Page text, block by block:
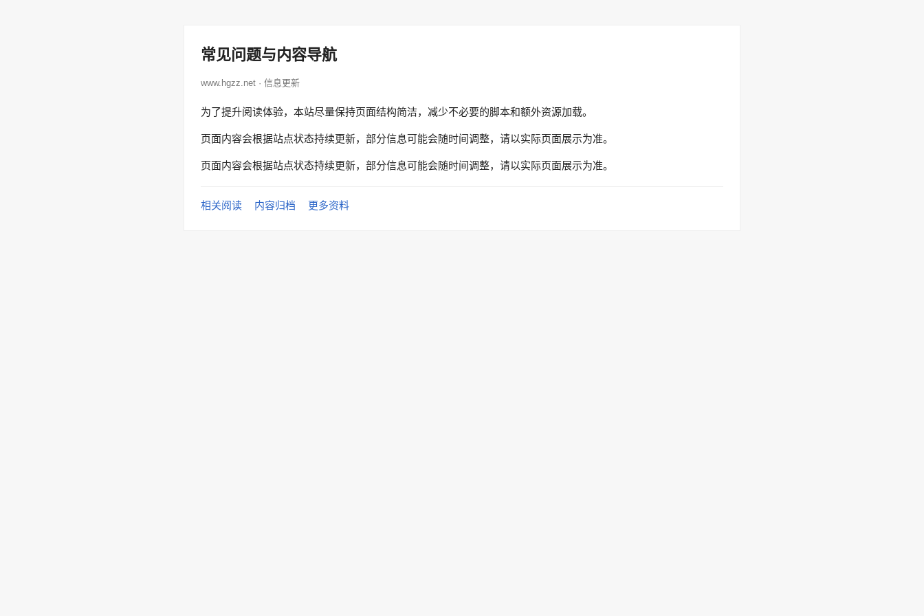
常见问题与内容导航
www.hgzz.net · 信息更新
为了提升阅读体验，本站尽量保持页面结构简洁，减少不必要的脚本和额外资源加载。
页面内容会根据站点状态持续更新，部分信息可能会随时间调整，请以实际页面展示为准。
页面内容会根据站点状态持续更新，部分信息可能会随时间调整，请以实际页面展示为准。
相关阅读 内容归档 更多资料